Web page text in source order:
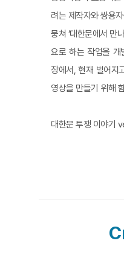
려는 제작자와 쌍용
뭉쳐 ‘대한문에서 만
요로 하는 작업을 개
장에서, 현재 벌어지
영상을 만들기 위해
대한문 투쟁 이야기